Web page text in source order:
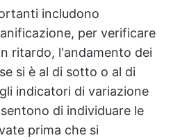
includono
per verificare
ritardo, l'andamento dei
si è al di sotto o al di
indicatori di variazione
di individuare le
prima che si